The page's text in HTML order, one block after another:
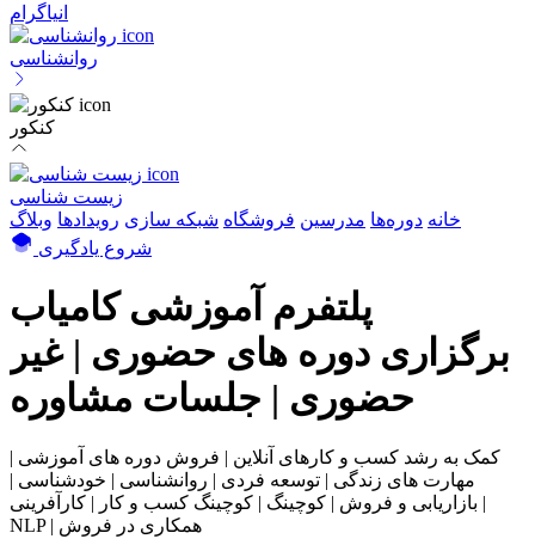
انیاگرام
روانشناسی
کنکور
زیست شناسی
خانه دوره‌ها مدرسین فروشگاه شبکه سازی رویداد‌ها وبلاگ
شروع یادگیری
پلتفرم آموزشی کامیاب
برگزاری دوره های حضوری | غیر
حضوری | جلسات مشاوره
کمک به رشد کسب و کارهای آنلاین | فروش دوره های آموزشی |
مهارت های زندگی | توسعه فردی | روانشناسی | خودشناسی |
بازاریابی و فروش | کوچینگ | کوچینگ کسب و کار | کارآفرینی |
NLP | همکاری در فروش